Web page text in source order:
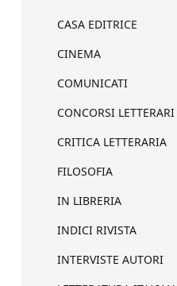
CASA EDITRICE
CINEMA
COMUNICATI
CONCORSI LETTERARI
CRITICA LETTERARIA
FILOSOFIA
IN LIBRERIA
INDICI RIVISTA
INTERVISTE AUTORI